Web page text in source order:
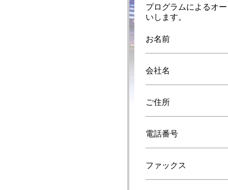
プログラムによるオ
いします。
お名前
会社名
ご住所
電話番号
ファックス